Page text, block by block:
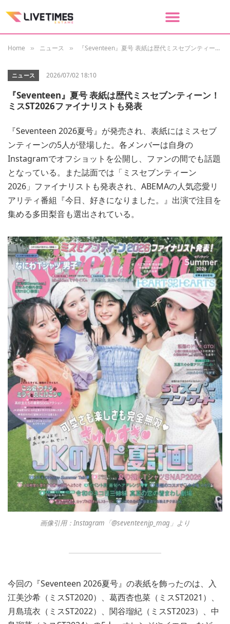
Home » ニュース » 『Seventeen』夏号 表紙は歴代ミスセブンティーン！ミスST2026ファイナリストも発表
ニュース 2026/07/02 18:10
『Seventeen』夏号 表紙は歴代ミスセブンティーン！
ミスST2026ファイナリストも発表
『Seventeen 2026夏号』が発売され、表紙にはミスセブ
ンティーンの5人が登場した。各メンバーは自身の
Instagramでオフショットを公開し、ファンの間でも話題
となっている。また誌面では「ミスセブンティーン
2026」ファイナリストも発表され、ABEMAの人気恋愛リ
アリティ番組『今日、好きになりました。』出演で注目を
集める多田梨音も選出されている。
画像引用：Instagram「@seventeenjp_mag」より
今回の『Seventeen 2026夏号』の表紙を飾ったのは、入
江美沙希（ミスST2020）、葛西杏也菜（ミスST2021）、
月島琉衣（ミスST2022）、関谷瑠紀（ミスST2023）、中